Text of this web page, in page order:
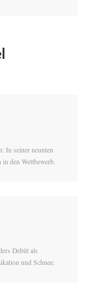
In seiner neunten
den Wettbewerb.
Debüt als
und Schnee.